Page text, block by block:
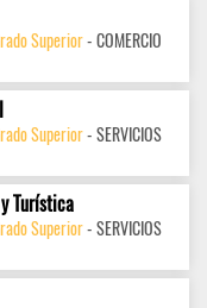
Superior- COMERCIO
Superior- SERVICIOS
Turística
Superior- SERVICIOS